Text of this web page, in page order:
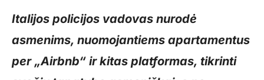
Italijos policijos vadovas nurodė
asmenims, nuomojantiems apartamentus
per „Airbnb“ ir kitas platformas, tikrinti